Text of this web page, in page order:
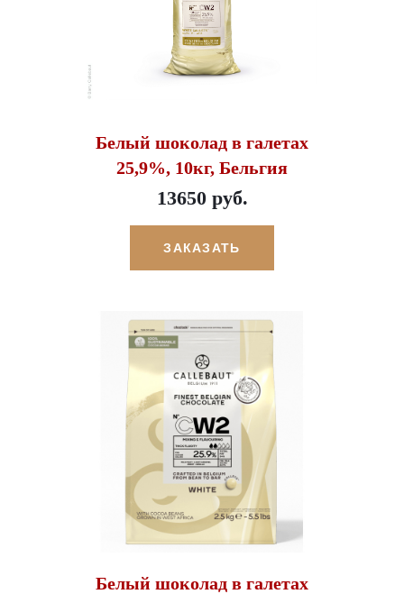
Белый шоколад в галетах
25,9%, 10кг, Бельгия
13650 руб.
ЗАКАЗАТЬ
Белый шоколад в галетах